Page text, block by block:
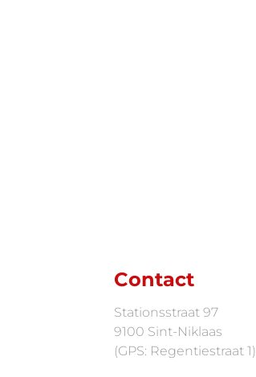
Contact
Stationsstraat 97
9100 Sint-Niklaas
(GPS: Regentiestraat 1)